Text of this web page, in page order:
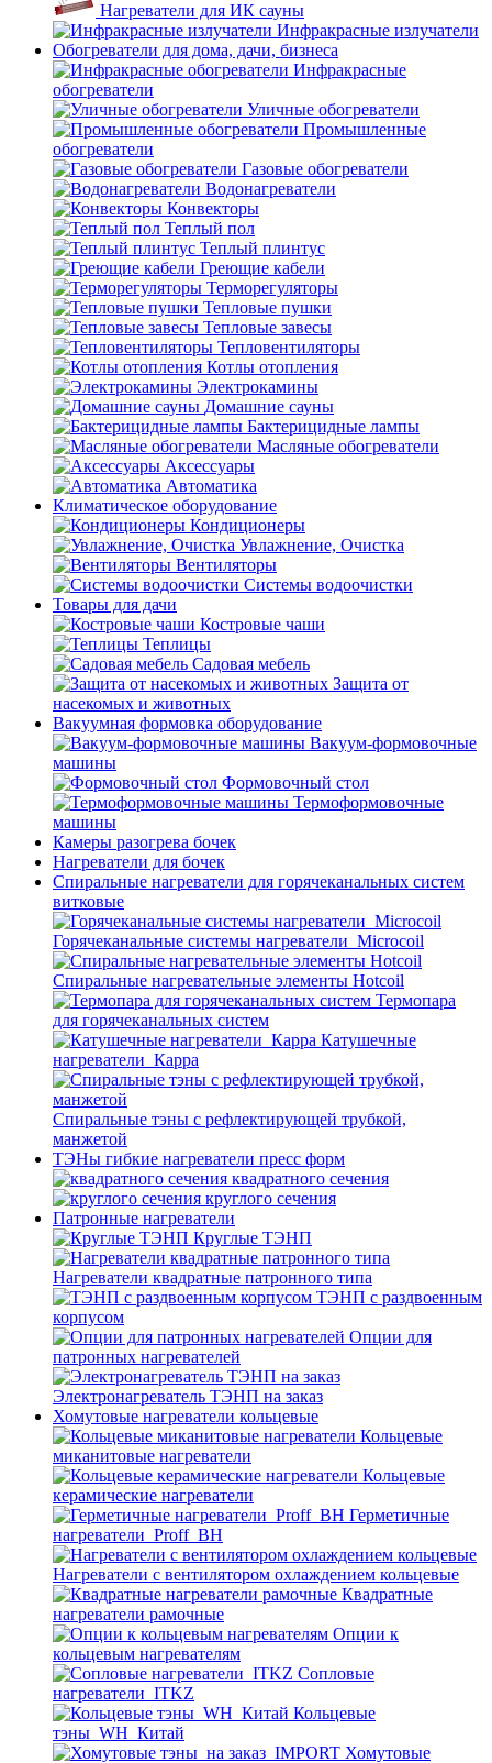
Нагреватели для ИК сауны
Инфракрасные излучатели
Обогреватели для дома, дачи, бизнеса
Инфракрасные
обогреватели
Уличные обогреватели
Промышленные
обогреватели
Газовые обогреватели
Водонагреватели
Конвекторы
Теплый пол
Теплый плинтус
Греющие кабели
Терморегуляторы
Тепловые пушки
Тепловые завесы
Тепловентиляторы
Котлы отопления
Электрокамины
Домашние сауны
Бактерицидные лампы
Масляные обогреватели
Аксессуары
Автоматика
Климатическое оборудование
Кондиционеры
Увлажнение, Очистка
Вентиляторы
Системы водоочистки
Товары для дачи
Костровые чаши
Теплицы
Садовая мебель
Защита от
насекомых и животных
Вакуумная формовка оборудование
Вакуум-формовочные
машины
Формовочный стол
Термоформовочные
машины
Камеры разогрева бочек
Нагреватели для бочек
Спиральные нагреватели для горячеканальных систем
витковые
Горячеканальные системы нагреватели_Microcoil
Спиральные нагревательные элементы Hotcoil
Термопара
для горячеканальных систем
Катушечные
нагреватели_Карра
Спиральные тэны с рефлектирующей трубкой,
манжетой
ТЭНы гибкие нагреватели пресс форм
квадратного сечения
круглого сечения
Патронные нагреватели
Круглые ТЭНП
Нагреватели квадратные патронного типа
ТЭНП с раздвоенным
корпусом
Опции для
патронных нагревателей
Электронагреватель ТЭНП на заказ
Хомутовые нагреватели кольцевые
Кольцевые
миканитовые нагреватели
Кольцевые
керамические нагреватели
Герметичные
нагреватели_Proff_BH
Нагреватели с вентилятором охлаждением кольцевые
Квадратные
нагреватели рамочные
Опции к
кольцевым нагревателям
Cопловые
нагреватели_ITKZ
Кольцевые
тэны_WH_Китай
Хомутовые